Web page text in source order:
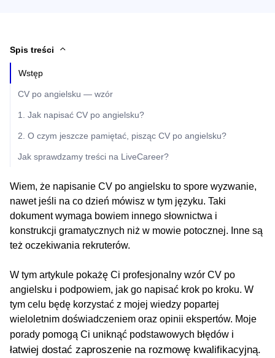
Spis treści
Wstęp
CV po angielsku — wzór
1. Jak napisać CV po angielsku?
2. O czym jeszcze pamiętać, pisząc CV po angielsku?
Jak sprawdzamy treści na LiveCareer?
Wiem, że napisanie CV po angielsku to spore wyzwanie,
nawet jeśli na co dzień mówisz w tym języku. Taki
dokument wymaga bowiem innego słownictwa i
konstrukcji gramatycznych niż w mowie potocznej. Inne są
też oczekiwania rekruterów.
W tym artykule pokażę Ci profesjonalny wzór CV po
angielsku i podpowiem, jak go napisać krok po kroku. W
tym celu będę korzystać z mojej wiedzy popartej
wieloletnim doświadczeniem oraz opinii ekspertów. Moje
porady pomogą Ci uniknąć podstawowych błędów i
łatwiej dostać zaproszenie na rozmowę kwalifikacyjną.